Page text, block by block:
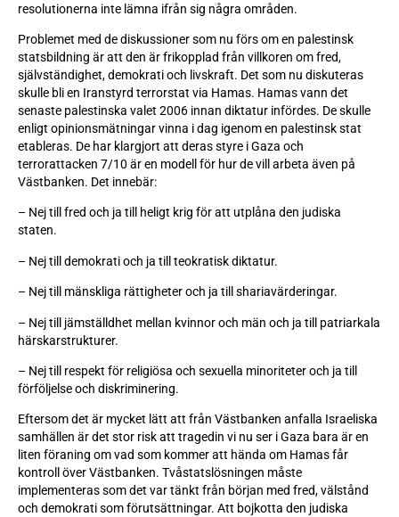
resolutionerna inte lämna ifrån sig några områden.
Problemet med de diskussioner som nu förs om en palestinsk
statsbildning är att den är frikopplad från villkoren om fred,
självständighet, demokrati och livskraft. Det som nu diskuteras
skulle bli en Iranstyrd terrorstat via Hamas. Hamas vann det
senaste palestinska valet 2006 innan diktatur infördes. De skulle
enligt opinionsmätningar vinna i dag igenom en palestinsk stat
etableras. De har klargjort att deras styre i Gaza och
terrorattacken 7/10 är en modell för hur de vill arbeta även på
Västbanken. Det innebär:
– Nej till fred och ja till heligt krig för att utplåna den judiska
staten.
– Nej till demokrati och ja till teokratisk diktatur.
– Nej till mänskliga rättigheter och ja till shariavärderingar.
– Nej till jämställdhet mellan kvinnor och män och ja till patriarkala
härskarstrukturer.
– Nej till respekt för religiösa och sexuella minoriteter och ja till
förföljelse och diskriminering.
Eftersom det är mycket lätt att från Västbanken anfalla Israeliska
samhällen är det stor risk att tragedin vi nu ser i Gaza bara är en
liten föraning om vad som kommer att hända om Hamas får
kontroll över Västbanken. Tvåstatslösningen måste
implementeras som det var tänkt från början med fred, välstånd
och demokrati som förutsättningar. Att bojkotta den judiska